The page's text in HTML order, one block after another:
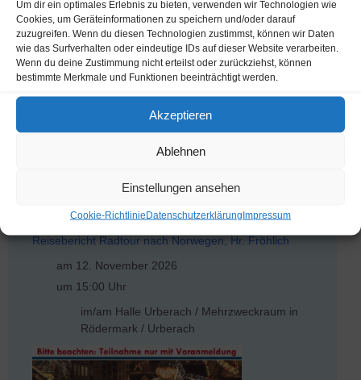
Um dir ein optimales Erlebnis zu bieten, verwenden wir Technologien wie
Cookies, um Geräteinformationen zu speichern und/oder darauf
zuzugreifen. Wenn du diesen Technologien zustimmst, können wir Daten
wie das Surfverhalten oder eindeutige IDs auf dieser Website verarbeiten.
Wenn du deine Zustimmung nicht erteilst oder zurückziehst, können
bestimmte Merkmale und Funktionen beeinträchtigt werden.
Akzeptieren
Ablehnen
Einstellungen ansehen
Cookie-RichtlinieDatenschutzerklärungImpressum
Oktoberfest
im/am Halle Urberach / Mehrzweckraum in
Rödermark / Urberach
Reisebericht Radtour nach Norwegen, Hr. Fröhlich
am 12. November 2026
um 15:00 Uhr
im/am Halle Urberach / Mehrzweckraum in
Rödermark / Urberach